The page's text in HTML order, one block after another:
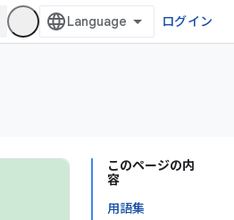
ログイン
このページの内
容
用語集